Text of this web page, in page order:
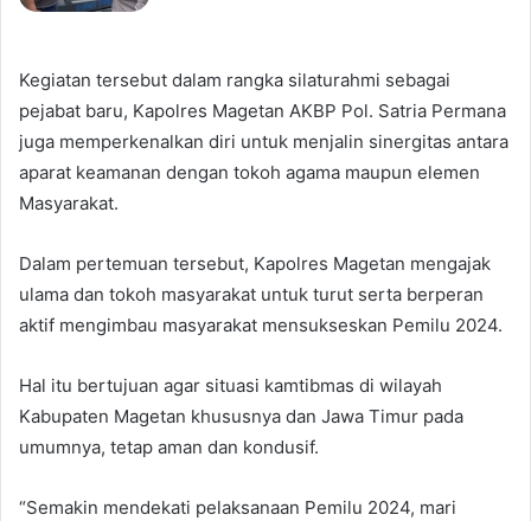
Kegiatan tersebut dalam rangka silaturahmi sebagai
pejabat baru, Kapolres Magetan AKBP Pol. Satria Permana
juga memperkenalkan diri untuk menjalin sinergitas antara
aparat keamanan dengan tokoh agama maupun elemen
Masyarakat.
Dalam pertemuan tersebut, Kapolres Magetan mengajak
ulama dan tokoh masyarakat untuk turut serta berperan
aktif mengimbau masyarakat mensukseskan Pemilu 2024.
Hal itu bertujuan agar situasi kamtibmas di wilayah
Kabupaten Magetan khususnya dan Jawa Timur pada
umumnya, tetap aman dan kondusif.
“Semakin mendekati pelaksanaan Pemilu 2024, mari